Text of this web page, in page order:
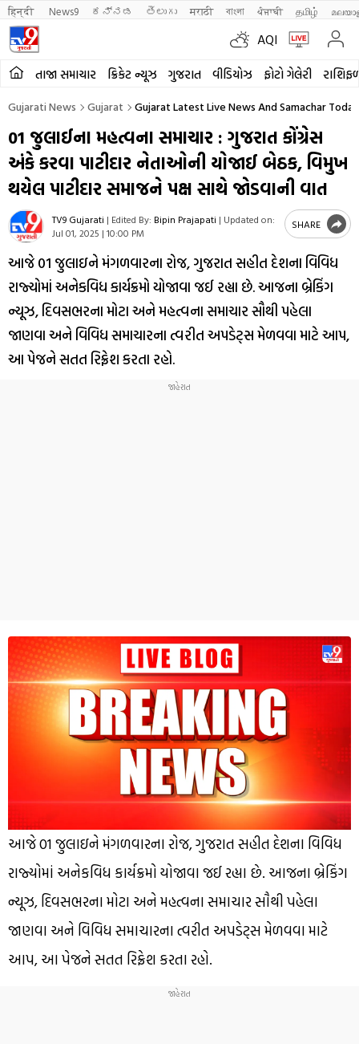
हिन्दी News9 ಕನ್ನಡ తెలుగు मराठी বাংলা ਪੰਜਾਬੀ தமிழ்
AQI
તાજા સમાચાર ક્રિકેટ ન્યૂઝ ગુજરાત વીડિયોઝ ફોટો ગેલેરી
Gujarati News Gujarat Gujarat Latest Live News And Samachar
01 જુલાઈના મહત્વના સમાચાર : ગુજરાત કોંગ્રેસ
અંકે કરવા પાટીદાર નેતાઓની યોજાઈ બેઠક, વિમુખ
થયેલ પાટીદાર સમાજને પક્ષ સાથે જોડવાની વાત
TV9 Gujarati | Edited By: Bipin Prajapati | Updated on:
Jul 01, 2025 | 10:00 PM
SHARE
આજે 01 જુલાઇને મંગળવારના રોજ, ગુજરાત સહીત દેશના વિવિધ
રાજ્યોમાં અનેકવિધ કાર્યક્રમો યોજાવા જઈ રહ્યા છે. આજના બ્રેકિંગ
ન્યૂઝ, દિવસભરના મોટા અને મહત્વના સમાચાર સૌથી પહેલા
જાણવા અને વિવિધ સમાચારના ત્વરીત અપડેટ્સ મેળવવા માટે આપ,
આ પેજને સતત રિફ્રેશ કરતા રહો.
આજે 01 જુલાઇને મંગળવારના રોજ, ગુજરાત સહીત દેશના વિવિધ
રાજ્યોમાં અનેકવિધ કાર્યક્રમો યોજાવા જઈ રહ્યા છે. આજના બ્રેકિંગ
ન્યૂઝ, દિવસભરના મોટા અને મહત્વના સમાચાર સૌથી પહેલા
જાણવા અને વિવિધ સમાચારના ત્વરીત અપડેટ્સ મેળવવા માટે
આપ, આ પેજને સતત રિફ્રેશ કરતા રહો.